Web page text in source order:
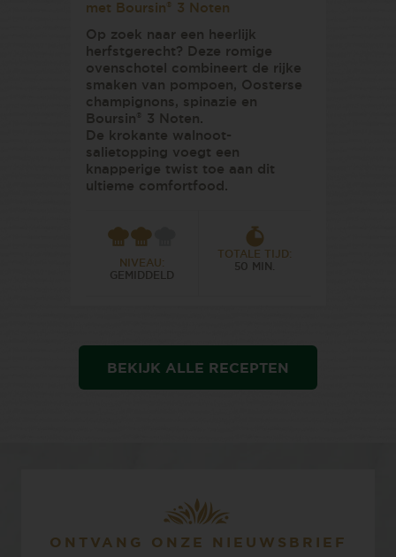
met Boursin ® 3 Noten
Op zoek naar een heerlijk
herfstgerecht? Deze romige
ovenschotel combineert de rijke
smaken van pompoen, Oosterse
champignons, spinazie en
Boursin ®
3 Noten.
De krokante walnoot-
salietopping voegt een
knapperige twist toe aan dit
ultieme comfortfood.
NIVEAU:
GEMIDDELD
TOTALE TIJD:
50 MIN.
BEKIJK ALLE RECEPTEN
ONTVANG ONZE NIEUWSBRIEF